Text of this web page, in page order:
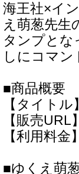
海王社×イ
え萌葱先生
タンプとな
しにコマ
■商品概要
【タイト
【販売URL】
【利用料
■ゆくえ萌